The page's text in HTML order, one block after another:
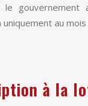
gouvernement
au
à la